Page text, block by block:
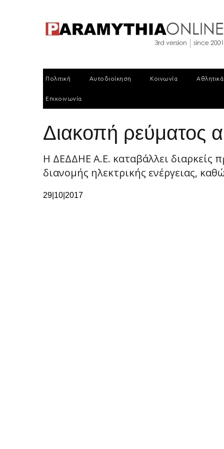
Πολιτική Αυτοδιοίκηση Κοινωνία Αθλητικά
Επικοινωνία
Διακοπή ρεύματος
H ΔΕΔΔΗΕ Α.Ε. καταβάλλει διαρκείς
διανομής ηλεκτρικής ενέργειας,
29|10|2017